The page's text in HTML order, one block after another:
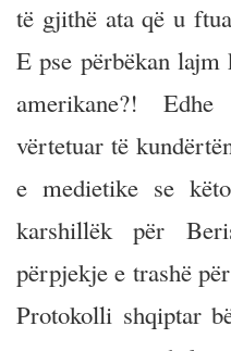
të gjithë ata që u
E pse përbëkan
amerikane?!
vërtetuar të
e medietike se
karshillëk për
përpjekje e trashë
Protokolli shqiptar